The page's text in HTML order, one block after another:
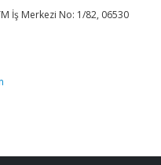
İş Merkezi No: 1/82, 06530